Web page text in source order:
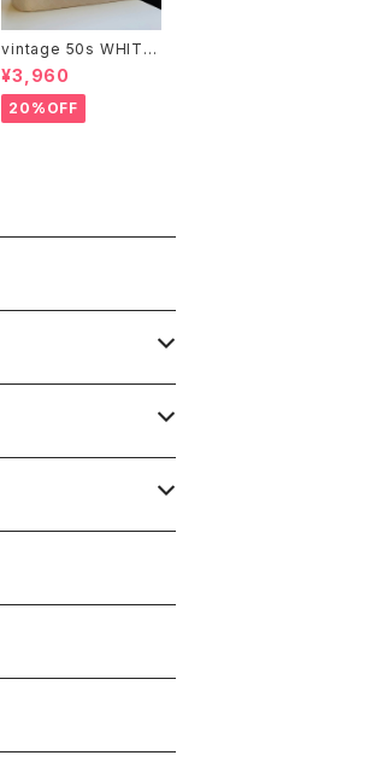
vintage 50s WHITE
サテンキルトBOX
¥3,960
20%OFF